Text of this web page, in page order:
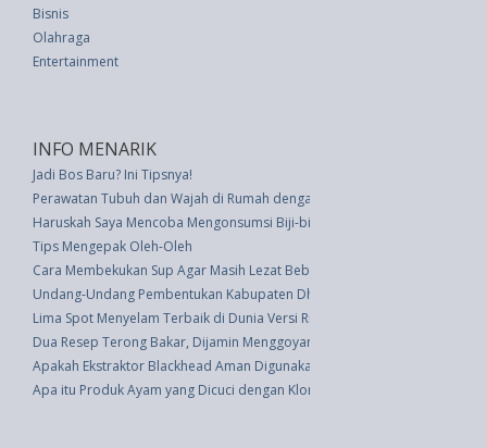
Bisnis
Olahraga
Entertainment
INFO MENARIK
Jadi Bos Baru? Ini Tipsnya!
Perawatan Tubuh dan Wajah di Rumah dengan Bahan Cokelat
Haruskah Saya Mencoba Mengonsumsi Biji-bijian secara Rutin?
Tips Mengepak Oleh-Oleh
Cara Membekukan Sup Agar Masih Lezat Beberapa Bulan Kemudian
Undang-Undang Pembentukan Kabupaten Dharmasraya, Kabupaten
Lima Spot Menyelam Terbaik di Dunia Versi Riyanni Djangkaru
Dua Resep Terong Bakar, Dijamin Menggoyang Lidah
Apakah Ekstraktor Blackhead Aman Digunakan? Kami Meminta Pakar
Apa itu Produk Ayam yang Dicuci dengan Klorin? Wajib Tahu dan